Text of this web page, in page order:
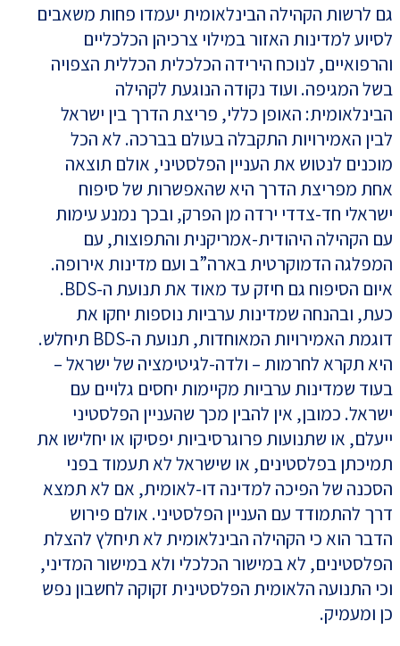
גם לרשות הקהילה הבינלאומית יעמדו פחות משאבים
לסיוע למדינות האזור במילוי צרכיהן הכלכליים
והרפואיים, לנוכח הירידה הכלכלית הכללית הצפויה
בשל המגיפה. ועוד נקודה הנוגעת לקהילה
הבינלאומית: האופן כללי, פריצת הדרך בין ישראל
לבין האמירויות התקבלה בעולם בברכה. לא הכל
מוכנים לנטוש את העניין הפלסטיני, אולם תוצאה
אחת מפריצת הדרך היא שהאפשרות של סיפוח
ישראלי חד-צדדי ירדה מן הפרק, ובכך נמנע עימות
עם הקהילה היהודית-אמריקנית והתפוצות, עם
המפלגה הדמוקרטית בארה”ב ועם מדינות אירופה.
איום הסיפוח גם חיזק עד מאוד את תנועת ה-BDS.
כעת, ובהנחה שמדינות ערביות נוספות יחקו את
דוגמת האמירויות המאוחדות, תנועת ה-BDS תיחלש.
היא תקרא לחרמות – ולדה-לגיטימציה של ישראל –
בעוד שמדינות ערביות מקיימות יחסים גלויים עם
ישראל. כמובן, אין להבין מכך שהעניין הפלסטיני
ייעלם, או שתנועות פרוגרסיביות יפסיקו או יחלישו את
תמיכתן בפלסטינים, או שישראל לא תעמוד בפני
הסכנה של הפיכה למדינה דו-לאומית, אם לא תמצא
דרך להתמודד עם העניין הפלסטיני. אולם פירוש
הדבר הוא כי הקהילה הבינלאומית לא תיחלץ להצלת
הפלסטינים, לא במישור הכלכלי ולא במישור המדיני,
וכי התנועה הלאומית הפלסטינית זקוקה לחשבון נפש
כן ומעמיק.